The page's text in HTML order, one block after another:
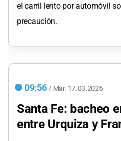
el carril lento por automóvil
precaución.
09:56 / Mar. 17.03.2026
Santa Fe: bacheo
entre Urquiza y